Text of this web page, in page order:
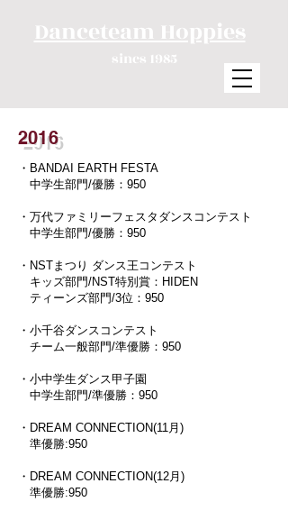
Danceteam Hoppies
sincs 1985
2016
・BANDAI EARTH FESTA
中学生部門/優勝：950
・万代ファミリーフェスタダンスコンテスト
中学生部門/優勝：950
・NSTまつり ダンス王コンテスト
キッズ部門/NST特別賞：HIDEN
ティーンズ部門/3位：950
・ 小千谷ダンスコンテスト
チーム一般部門/準優勝：950
・ 小中学生ダンス甲子園
中学生部門/準優勝：950
・ DREAM CONNECTION(11月)
準優勝:950
・DREAM CONNECTION(12月)
準優勝:950